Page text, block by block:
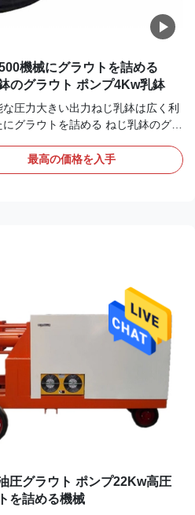
機械にグラウトを詰める
のグラウト ポンプ4Kw乳鉢
圧力大きい出力ねじ乳鉢は広く利
にグラウトを詰める ねじ乳鉢のグラ
を接続する: ねじ乳鉢のグラウト
フランジ アセンブリはフランジ、カ
の端接続されるフランジの端ブス
ボール ベアリングの構造を使用して
力軸継手にオーガーの送電機能の関
、効果的にみみずを運ぶことができ
、放出、シール、シールの盾によ
出されるゴム製固...
最高の価格を入手
圧グラウト ポンプ22Kw高圧
を詰める機械